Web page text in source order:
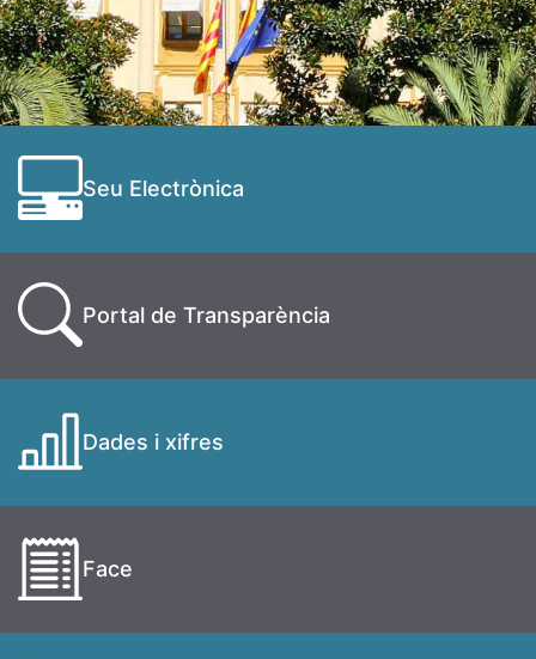
Seu Electrònica
Portal de Transparència
Dades i xifres
Face